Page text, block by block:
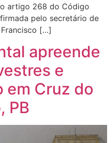
artigo 268 do Código
pelo secretário de
Francisco […]
apreende
e
em Cruz do
PB